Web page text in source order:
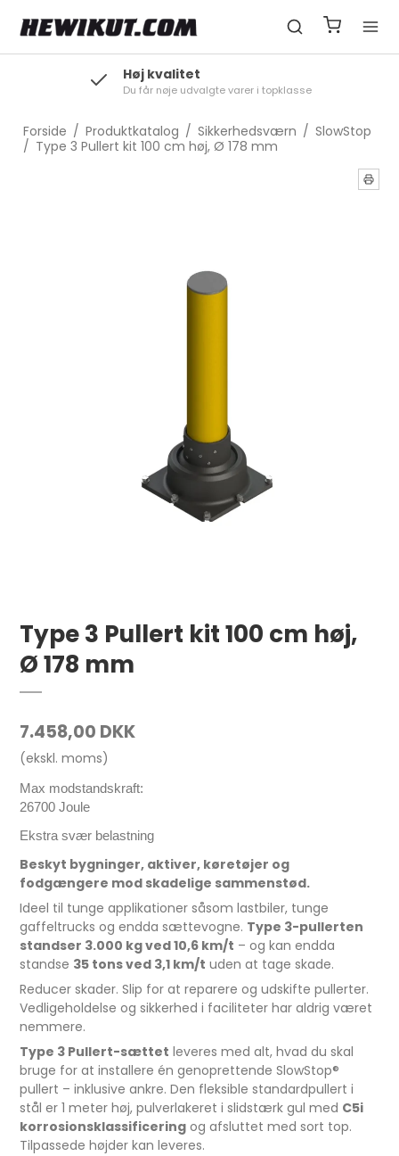
Høj kvalitet
Du får nøje udvalgte varer i topklasse
Forside / Produktkatalog / Sikkerhedsværn / SlowStop
/ Type 3 Pullert kit 100 cm høj, Ø 178 mm
Type 3 Pullert kit 100 cm høj,
Ø 178 mm
7.458,00 DKK
(ekskl. moms)
Max modstandskraft:
26700 Joule
Ekstra svær belastning
Beskyt bygninger, aktiver, køretøjer og
fodgængere mod skadelige sammenstød.
Ideel til tunge applikationer såsom lastbiler, tunge
gaffeltrucks og endda sættevogne. Type 3-pullerten
standser 3.000 kg ved 10,6 km/t – og kan endda
standse 35 tons ved 3,1 km/t uden at tage skade.
Reducer skader. Slip for at reparere og udskifte pullerter.
Vedligeholdelse og sikkerhed i faciliteter har aldrig været
nemmere.
Type 3 Pullert-sættet leveres med alt, hvad du skal
bruge for at installere én genoprettende SlowStop®
pullert – inklusive ankre. Den fleksible standardpullert i
stål er 1 meter høj, pulverlakeret i slidstærk gul med C5i
korrosionsklassificering og afsluttet med sort top.
Tilpassede højder kan leveres.